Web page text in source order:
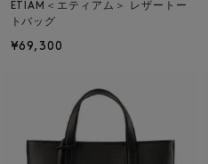
ETIAM＜エティアム＞ レザートー
トバッグ
¥69,300